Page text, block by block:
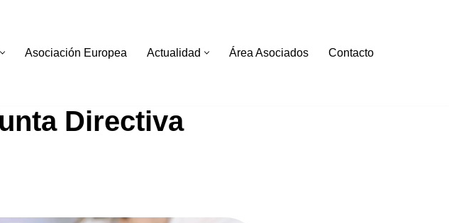
Asociación Europea Actualidad Área Asociados Contacto
Directiva